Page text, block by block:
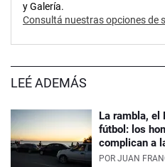
y Galería.
Consultá nuestras opciones de
LEÉ ADEMÁS
La rambla, el
fútbol: los
complican a
POR JUAN